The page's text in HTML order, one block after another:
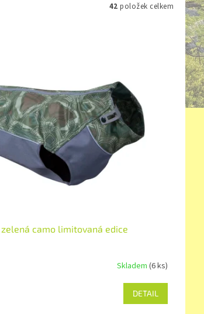
42 položek celkem
camo limitovaná edice
Skladem (6 ks)
DETAIL